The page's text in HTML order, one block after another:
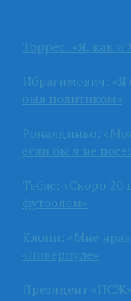
Торрес: «Я, как
Ибрагимович: «Я
был политиком»
Роналдиньо:
если бы я не
Тебас: «Скоро 20
футболом»
Клопп: «Мне
«Ливерпуле»
Президент